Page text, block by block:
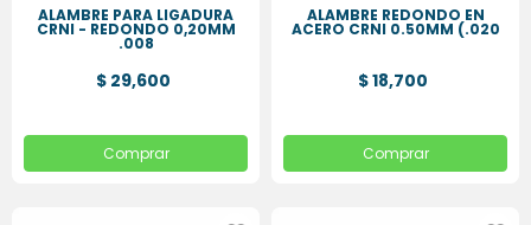
ALAMBRE PARA LIGADURA
CRNI - REDONDO 0,20MM
.008
$ 29,600
Comprar
ALAMBRE REDONDO EN
ACERO CRNI 0.50MM (.020
$ 18,700
Comprar